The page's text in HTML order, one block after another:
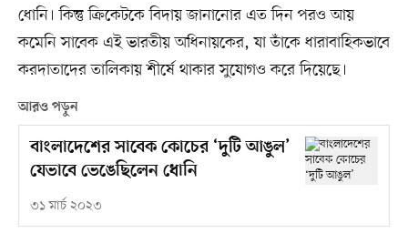
ধোনি। কিন্তু ক্রিকেটকে বিদায় জানানোর এত দিন পরও আয়
কমেনি সাবেক এই ভারতীয় অধিনায়কের, যা তাঁকে ধারাবাহিকভাবে
করদাতাদের তালিকায় শীর্ষে থাকার সুযোগও করে দিয়েছে।
আরও পড়ুন
বাংলাদেশের সাবেক কোচের ‘দুটি আঙুল’
যেভাবে ভেঙেছিলেন ধোনি
৩১ মার্চ ২০২৩